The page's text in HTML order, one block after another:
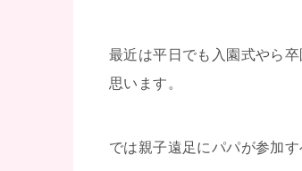
最近は平日でも入園式やら
思います。
では親子遠足にパパが参加